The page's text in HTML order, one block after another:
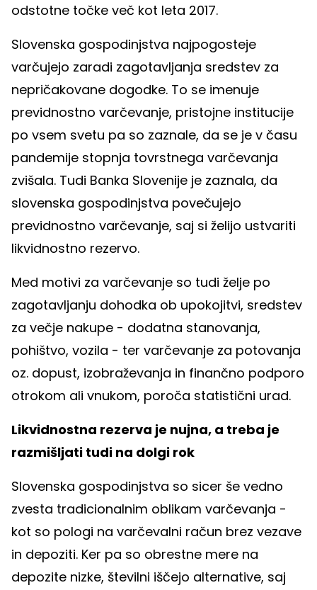
odstotne točke več kot leta 2017.
Slovenska gospodinjstva najpogosteje
varčujejo zaradi zagotavljanja sredstev za
nepričakovane dogodke. To se imenuje
previdnostno varčevanje, pristojne institucije
po vsem svetu pa so zaznale, da se je v času
pandemije stopnja tovrstnega varčevanja
zvišala. Tudi Banka Slovenije je zaznala, da
slovenska gospodinjstva povečujejo
previdnostno varčevanje, saj si želijo ustvariti
likvidnostno rezervo.
Med motivi za varčevanje so tudi želje po
zagotavljanju dohodka ob upokojitvi, sredstev
za večje nakupe - dodatna stanovanja,
pohištvo, vozila - ter varčevanje za potovanja
oz. dopust, izobraževanja in finančno podporo
otrokom ali vnukom, poroča statistični urad.
Likvidnostna rezerva je nujna, a treba je
razmišljati tudi na dolgi rok
Slovenska gospodinjstva so sicer še vedno
zvesta tradicionalnim oblikam varčevanja -
kot so pologi na varčevalni račun brez vezave
in depoziti. Ker pa so obrestne mere na
depozite nizke, številni iščejo alternative, saj